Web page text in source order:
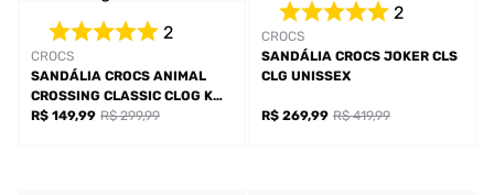
CROCS
2
SANDÁLIA CROCS ANIMAL
CROSSING CLASSIC CLOG K
INFANTIL
R$ 149,99 R$ 299,99
CROCS
2
SANDÁLIA CROCS JOKER CLS
CLG UNISSEX
R$ 269,99 R$ 419,99